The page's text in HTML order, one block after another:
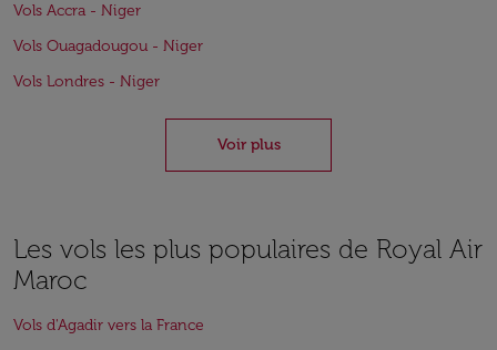
Vols Accra - Niger
Vols Ouagadougou - Niger
Vols Londres - Niger
Voir plus
Les vols les plus populaires de Royal Air
Maroc
Vols d'Agadir vers la France